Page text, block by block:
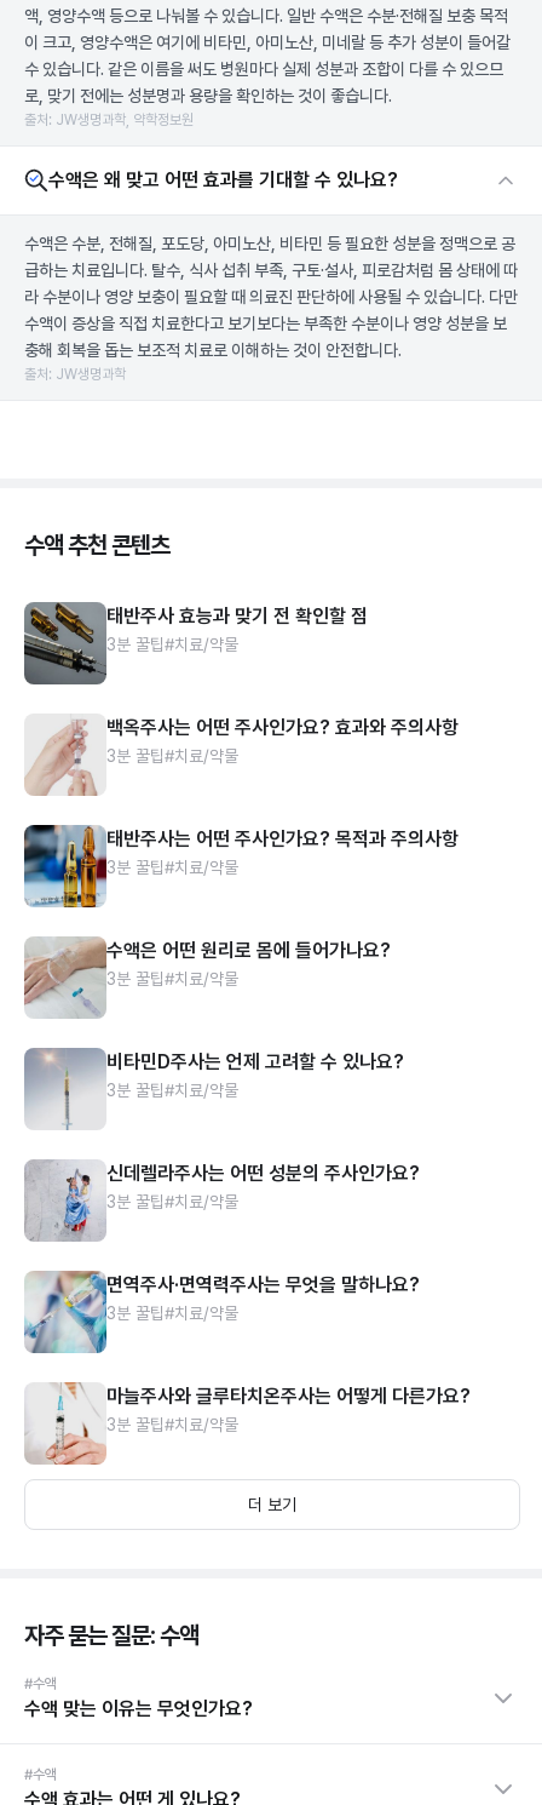
액, 영양수액 등으로 나눠볼 수 있습니다. 일반 수액은 수분·전해질 보충 목적
이 크고, 영양수액은 여기에 비타민, 아미노산, 미네랄 등 추가 성분이 들어갈
수 있습니다. 같은 이름을 써도 병원마다 실제 성분과 조합이 다를 수 있으므
로, 맞기 전에는 성분명과 용량을 확인하는 것이 좋습니다.
출처: JW생명과학, 약학정보원
수액은 왜 맞고 어떤 효과를 기대할 수 있나요?
수액은 수분, 전해질, 포도당, 아미노산, 비타민 등 필요한 성분을 정맥으로 공
급하는 치료입니다. 탈수, 식사 섭취 부족, 구토·설사, 피로감처럼 몸 상태에 따
라 수분이나 영양 보충이 필요할 때 의료진 판단하에 사용될 수 있습니다. 다만
수액이 증상을 직접 치료한다고 보기보다는 부족한 수분이나 영양 성분을 보
충해 회복을 돕는 보조적 치료로 이해하는 것이 안전합니다.
출처: JW생명과학
수액 추천 콘텐츠
태반주사 효능과 맞기 전 확인할 점
3분 꿀팁#치료/약물
백옥주사는 어떤 주사인가요? 효과와 주의사항
3분 꿀팁#치료/약물
태반주사는 어떤 주사인가요? 목적과 주의사항
3분 꿀팁#치료/약물
수액은 어떤 원리로 몸에 들어가나요?
3분 꿀팁#치료/약물
비타민D주사는 언제 고려할 수 있나요?
3분 꿀팁#치료/약물
신데렐라주사는 어떤 성분의 주사인가요?
3분 꿀팁#치료/약물
면역주사·면역력주사는 무엇을 말하나요?
3분 꿀팁#치료/약물
마늘주사와 글루타치온주사는 어떻게 다른가요?
3분 꿀팁#치료/약물
더 보기
자주 묻는 질문: 수액
#수액
수액 맞는 이유는 무엇인가요?
#수액
수액 효과는 어떤 게 있나요?